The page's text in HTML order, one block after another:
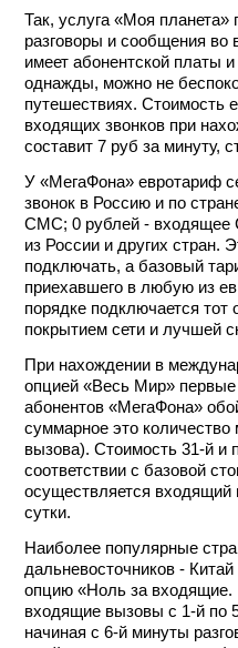
Так, услуга «Моя
разговоры и сообщения во
имеет абонентской платы
однажды, можно не
путешествиях. Стоимость
входящих звонков при
составит 7 руб за минуту,
У «МегаФона» евротариф
звонок в Россию и по
СМС; 0 рублей - входящее
из России и других стран.
подключать, а базовый
приехавшего в любую из
порядке подключается
покрытием сети и лучшей
При нахождении в
опцией «Весь Мир»
абонентов «МегаФона»
суммарное это количество
вызова). Стоимость 31-й и
соответствии с базовой
осуществляется входящий
сутки.
Наиболее популярные
дальневосточников -
опцию «Ноль за входящие.
входящие вызовы с 1-й по
начиная с 6-й минуты